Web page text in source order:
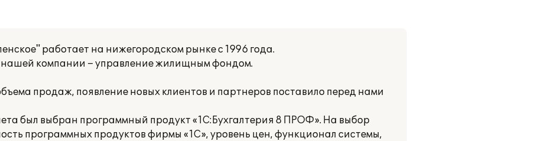
работает на нижегородском рынке с 1996 года.
нашей компании – управление жилищным фондом.
продаж, появление новых клиентов и партнеров поставило перед нами
был выбран программный продукт «1С:Бухгалтерия 8 ПРОФ». На выбор
программных продуктов фирмы «1С», уровень цен, функционал системы,